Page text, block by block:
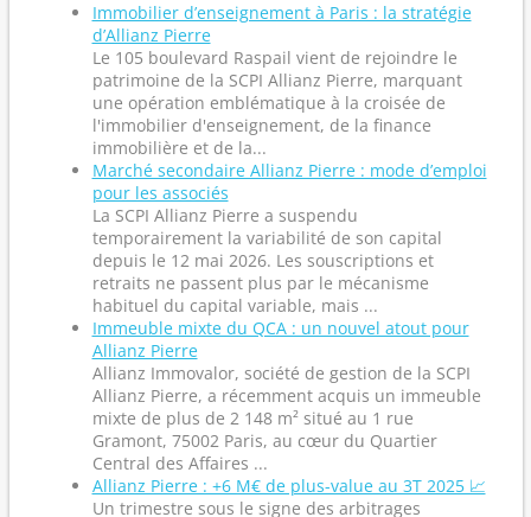
Immobilier d’enseignement à Paris : la stratégie
d’Allianz Pierre
Le 105 boulevard Raspail vient de rejoindre le
patrimoine de la SCPI Allianz Pierre, marquant
une opération emblématique à la croisée de
l'immobilier d'enseignement, de la finance
immobilière et de la...
Marché secondaire Allianz Pierre : mode d’emploi
pour les associés
La SCPI Allianz Pierre a suspendu
temporairement la variabilité de son capital
depuis le 12 mai 2026. Les souscriptions et
retraits ne passent plus par le mécanisme
habituel du capital variable, mais ...
Immeuble mixte du QCA : un nouvel atout pour
Allianz Pierre
Allianz Immovalor, société de gestion de la SCPI
Allianz Pierre, a récemment acquis un immeuble
mixte de plus de 2 148 m² situé au 1 rue
Gramont, 75002 Paris, au cœur du Quartier
Central des Affaires ...
Allianz Pierre : +6 M€ de plus-value au 3T 2025 📈
Un trimestre sous le signe des arbitrages